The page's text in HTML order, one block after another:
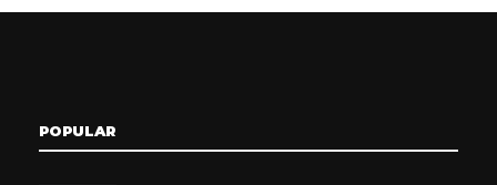
POPULAR